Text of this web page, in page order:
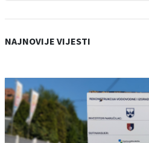
NAJNOVIJE VIJESTI